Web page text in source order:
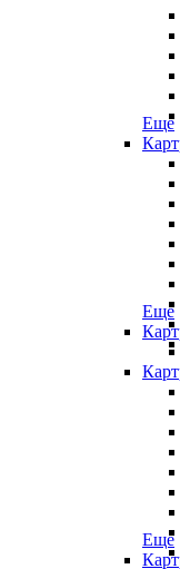
Еще
Еще
Еще